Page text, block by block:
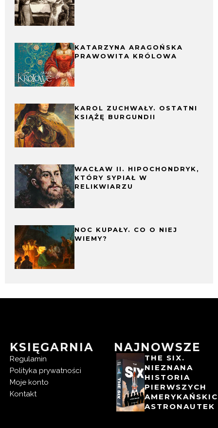
KATARZYNA ARAGOŃSKA
PRAWOWITA KRÓLOWA
KAROL ZUCHWAŁY. OSTATNI
KSIĄŻĘ BURGUNDII
WACŁAW II. HIPOCHONDRYK,
KTÓRY SYPIAŁ W
RELIKWIARZU
NOC KUPAŁY. CO O NIEJ
WIEMY?
KSIĘGARNIA
Regulamin
Polityka prywatności
Moje konto
Kontakt
NAJNOWSZE
THE SIX.
NIEZNANA
HISTORIA
PIERWSZYCH
ASTRONAUTEK